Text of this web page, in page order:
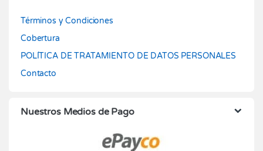
Términos y Condiciones
Cobertura
POLÍTICA DE TRATAMIENTO DE DATOS PERSONALES
Contacto
Nuestros Medios de Pago